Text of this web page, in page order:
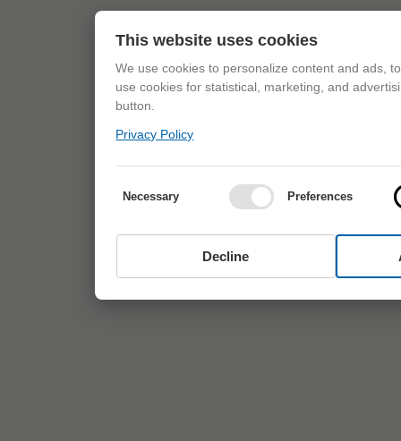
This website uses cookies
We use cookies to personalize content and ads,
use cookies for statistical, marketing, and
button.
Privacy Policy
Necessary Preferences
Decline